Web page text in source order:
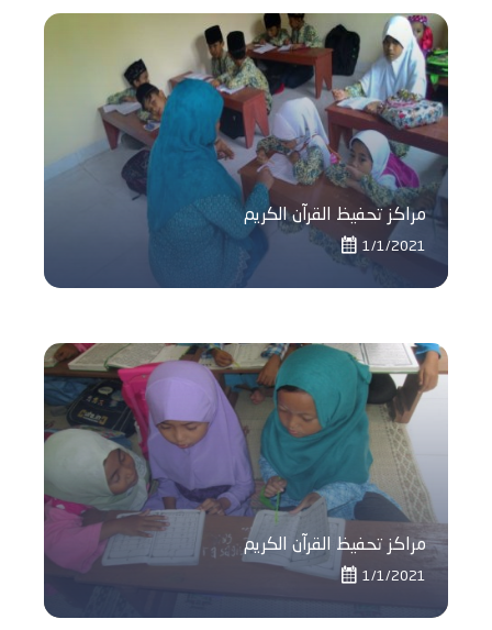
مراكز تحفيظ القرآن الكريم
1/1/2021
مراكز تحفيظ القرآن الكريم
1/1/2021